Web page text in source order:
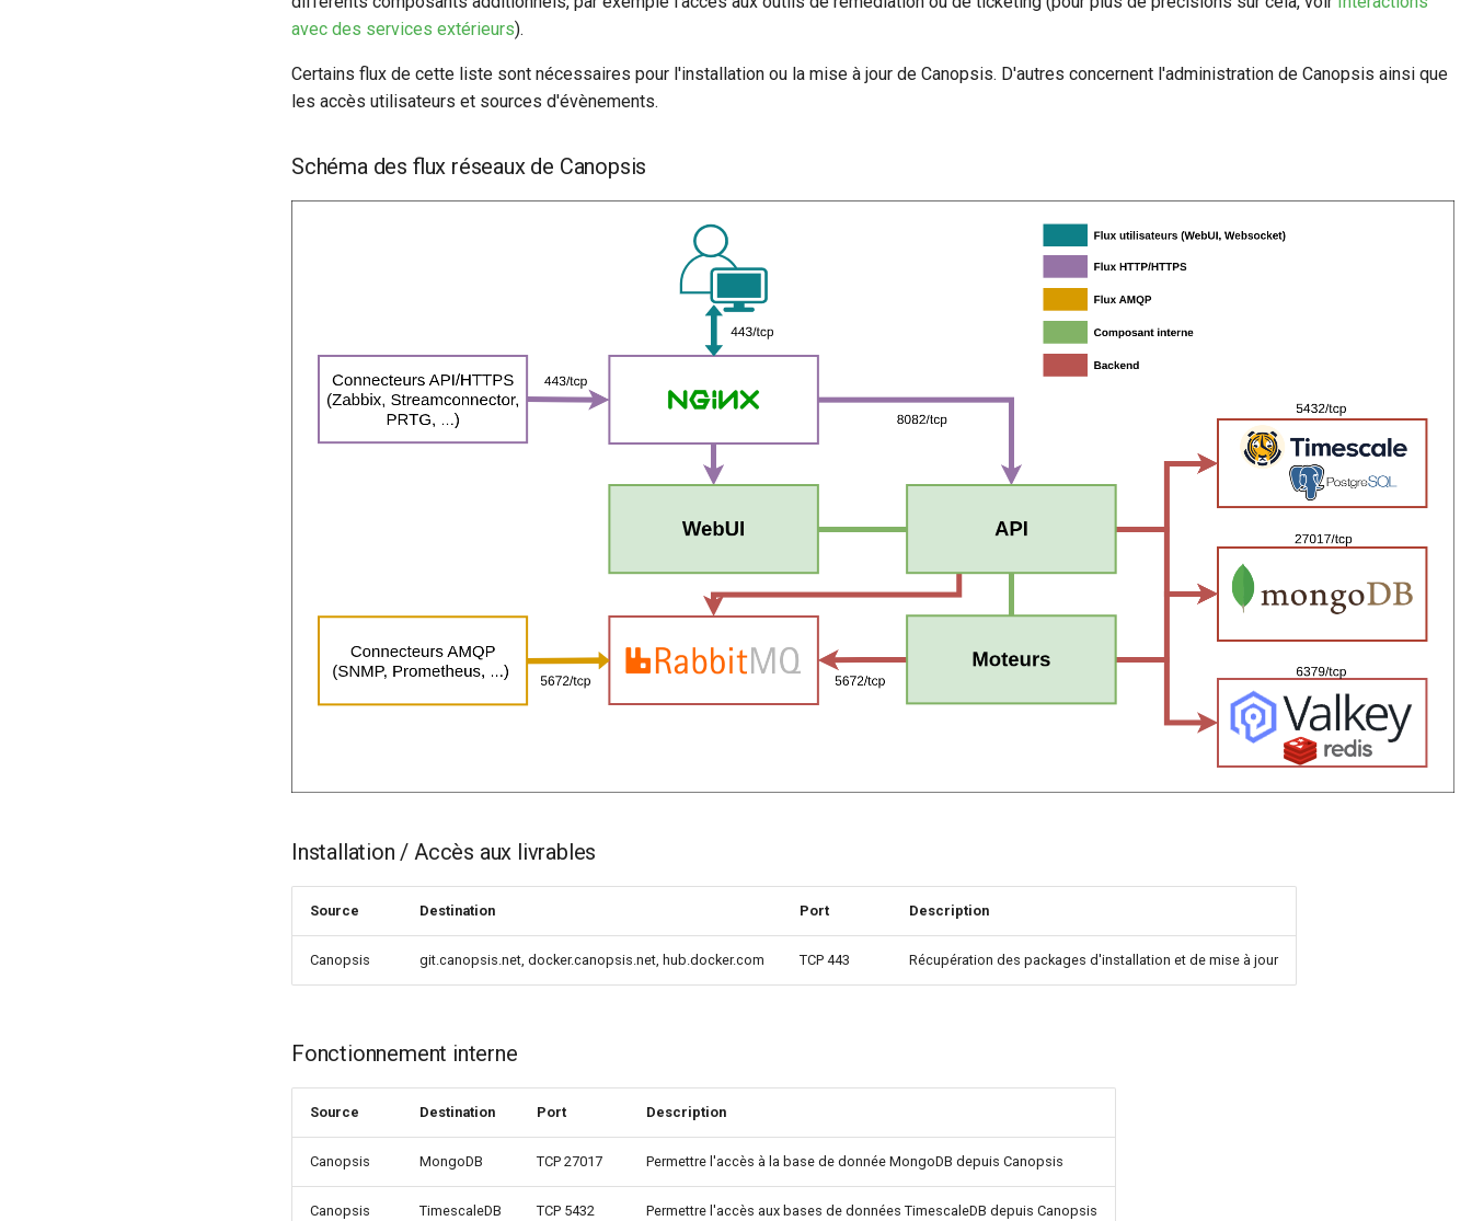
avec des services extérieurs).
Certains flux de cette liste sont nécessaires pour l'installation ou la mise à jour de Canopsis. D'autres concernent l'administration de Canopsis ainsi que
les accès utilisateurs et sources d'évènements.
Schéma des flux réseaux de Canopsis
Installation / Accès aux livrables
Source Destination Port Description
Canopsis git.canopsis.net, docker.canopsis.net, hub.docker.com TCP 443 Récupération des packages d'installation et de mise à jour
Fonctionnement interne
Source Destination Port Description
Canopsis MongoDB TCP 27017 Permettre l'accès à la base de donnée MongoDB depuis Canopsis
Canopsis TimescaleDB TCP 5432 Permettre l'accès aux bases de données TimescaleDB depuis Canopsis